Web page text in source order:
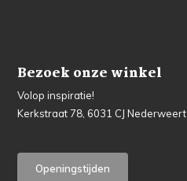
Bezoek onze winkel
Volop inspiratie!
Kerkstraat 78, 6031 CJ Nederweert
Openingstijden